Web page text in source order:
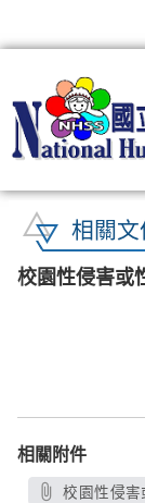
相關文
校園性侵害或
相關附件
校園性侵